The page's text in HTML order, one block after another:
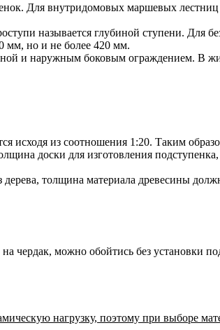
. Для внутридомовых маршевых лестниц
называется глубиной ступени. Для
мм, но и не более 420 мм.
и наружным боковым ограждением. В
исходя из соотношения 1:20. Таким
доски для изготовления
толщина материала древесины
можно обойтись без установки
нагрузку, поэтому при выборе